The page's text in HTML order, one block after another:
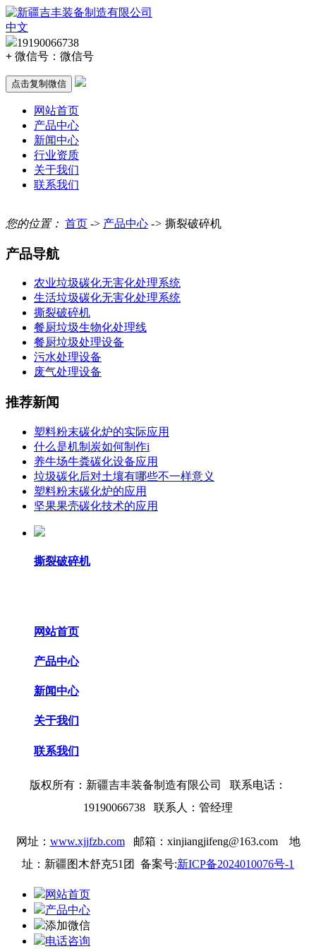
中文
19190066738
+ 微信号： 微信号
点击复制微信
网站首页
产品中心
新闻中心
行业资质
关于我们
联系我们
您的位置： 首页 -> 产品中心 -> 撕裂破碎机
产品导航
农业垃圾碳化无害化处理系统
生活垃圾碳化无害化处理系统
撕裂破碎机
餐厨垃圾生物化处理线
餐厨垃圾处理设备
污水处理设备
废气处理设备
推荐新闻
塑料粉末碳化炉的实际应用
什么是机制炭如何制作i
养牛场牛粪碳化设备应用
垃圾碳化后对土壤有哪些不一样意义
塑料粉末碳化炉的应用
坚果果壳碳化技术的应用
撕裂破碎机
网站首页
产品中心
新闻中心
关于我们
联系我们
版权所有： 新疆吉丰装备制造有限公司 联系电话：
19190066738 联系人：管经理
网址： www.xjjfzb.com 邮箱：xinjiangjifeng@163.com 地
址：新疆图木舒克51团 备案号:新ICP备2024010076号-1
网站首页
产品中心
添加微信
电话咨询